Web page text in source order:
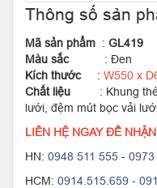
Thông số sản
Mã sản phẩm : GL419
Màu sắc: Đen
Kích thước: W550 x
Chất liệu : Khung
lưới, đệm mút bọc vải
LIÊN HỆ NGAY ĐỂ
HN: 0948 511 555 - 0973
HCM: 0914.515.659 -